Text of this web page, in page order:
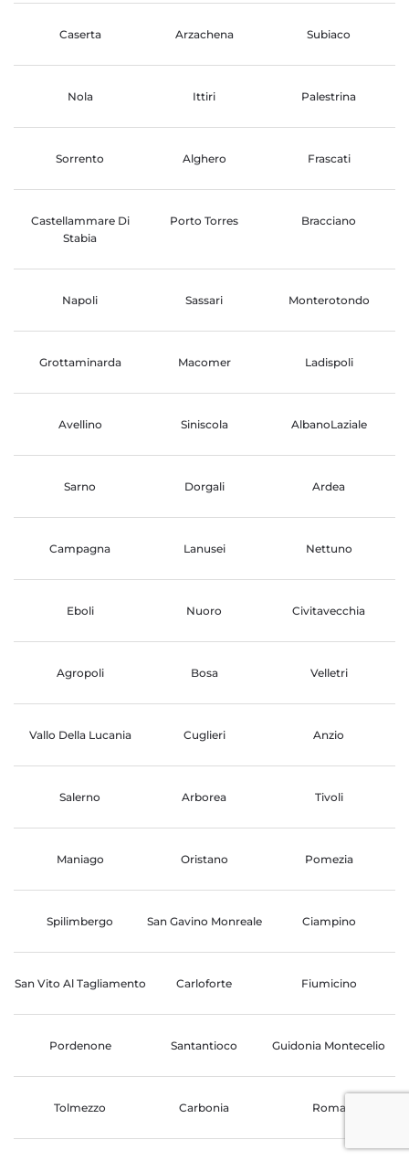
Caserta Arzachena Subiaco
Nola Ittiri Palestrina
Sorrento Alghero Frascati
Castellammare Di
Stabia
Porto Torres Bracciano
Napoli Sassari Monterotondo
Grottaminarda Macomer Ladispoli
Avellino Siniscola AlbanoLaziale
Sarno Dorgali Ardea
Campagna Lanusei Nettuno
Eboli Nuoro Civitavecchia
Agropoli Bosa Velletri
Vallo Della Lucania Cuglieri Anzio
Salerno Arborea Tivoli
Maniago Oristano Pomezia
Spilimbergo San Gavino Monreale Ciampino
San Vito Al Tagliamento Carloforte Fiumicino
Pordenone Santantioco Guidonia Montecelio
Tolmezzo Carbonia Roma